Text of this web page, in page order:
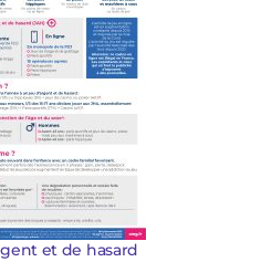
et de hasard